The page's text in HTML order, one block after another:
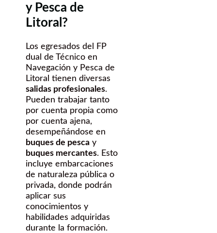
y Pesca de
Litoral?
Los egresados del FP
dual de Técnico en
Navegación y Pesca de
Litoral tienen diversas
salidas profesionales.
Pueden trabajar tanto
por cuenta propia como
por cuenta ajena,
desempeñándose en
buques de pesca y
buques mercantes. Esto
incluye embarcaciones
de naturaleza pública o
privada, donde podrán
aplicar sus
conocimientos y
habilidades adquiridas
durante la formación.